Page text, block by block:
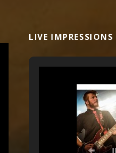
LIVE IMPRESSIONS